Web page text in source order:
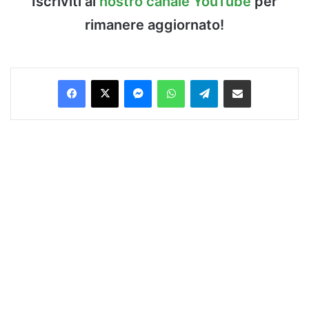
rimanere aggiornato!
Facebook
X MessengerWhatsAppTelegramCondividi via Email